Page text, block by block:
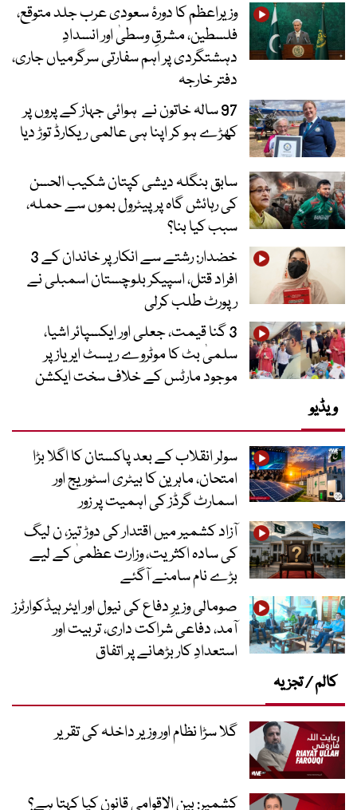
وزیراعظم کا دورۂ سعودی عرب جلد متوقع،
فلسطین، مشرقِ وسطیٰ اور انسدادِ
دہشتگردی پر اہم سفارتی سرگرمیاں جاری،
دفتر خارجہ
97 سالہ خاتون نے ہوائی جہاز کے پروں پر
کھڑے ہو کر اپنا ہی عالمی ریکارڈ توڑ دیا
سابق بنگلہ دیشی کپتان شکیب الحسن
کی رہائش گاہ پر پیٹرول بموں سے حملہ،
سبب کیا بنا؟
خضدار: رشتے سے انکار پر خاندان کے 3
افراد قتل، اسپیکر بلوچستان اسمبلی نے
رپورٹ طلب کرلی
3 گنا قیمت، جعلی اور ایکسپائر اشیا،
سلمیٰ بٹ کا موٹروے ریسٹ ایریاز پر
موجود مارٹس کے خلاف سخت ایکشن
ویڈیو
سولر انقلاب کے بعد پاکستان کا اگلا بڑا
امتحان، ماہرین کا بیٹری اسٹوریج اور
اسمارٹ گرڈز کی اہمیت پر زور
آزاد کشمیر میں اقتدار کی دوڑ تیز، ن لیگ
کی سادہ اکثریت، وزارت عظمیٰ کے لیے
بڑے نام سامنے آگئے
صومالی وزیرِ دفاع کی نیول اور ایئر ہیڈکوارٹرز
آمد، دفاعی شراکت داری، تربیت اور
استعدادِ کار بڑھانے پر اتفاق
کالم / تجزیہ
گلا سڑا نظام اور وزیر داخلہ کی تقریر
کشمیر: بین الاقوامی قانون کیا کہتا ہے؟